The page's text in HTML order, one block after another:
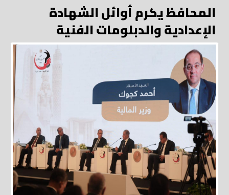
المحافظ يكرم أوائل الشهادة
الإعدادية والدبلومات الفنية